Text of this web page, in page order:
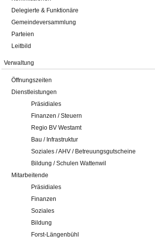
Delegierte & Funktionäre
Gemeindeversammlung
Parteien
Leitbild
Verwaltung
Öffnungszeiten
Dienstleistungen
Präsidiales
Finanzen / Steuern
Regio BV Westamt
Bau / Infrastruktur
Soziales / AHV / Betreuungsgutscheine
Bildung / Schulen Wattenwil
Mitarbeitende
Präsidiales
Finanzen
Soziales
Bildung
Forst-Längenbühl